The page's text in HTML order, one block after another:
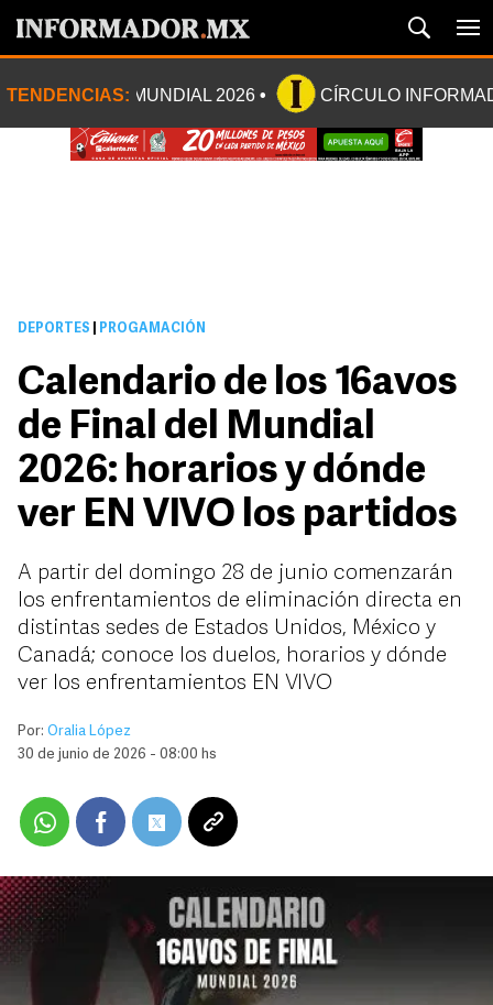
TENDENCIAS: MUNDIAL 2026 CÍRCULO
DEPORTES PROGAMACIÓN
Calendario de los 16avos
de Final del Mundial
2026: horarios y dónde
ver EN VIVO los partidos
A partir del domingo 28 de junio comenzarán
los enfrentamientos de eliminación directa en
distintas sedes de Estados Unidos, México y
Canadá; conoce los duelos, horarios y dónde
ver los enfrentamientos EN VIVO
Por: Oralia López
30 de junio de 2026 - 08:00 hs